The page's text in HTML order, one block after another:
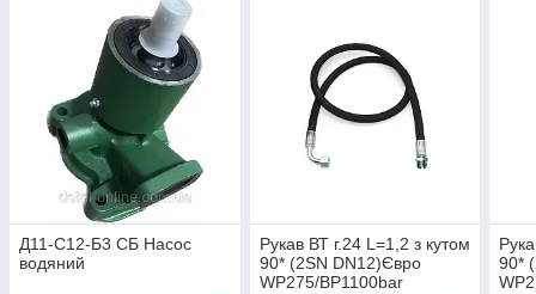
Д11-С12-Б3 СБ Насос
водяний
Рукав ВТ г.24 L=1,2 з кутом
90* (2SN DN12)Євро
WP275/BP1100bar
90*